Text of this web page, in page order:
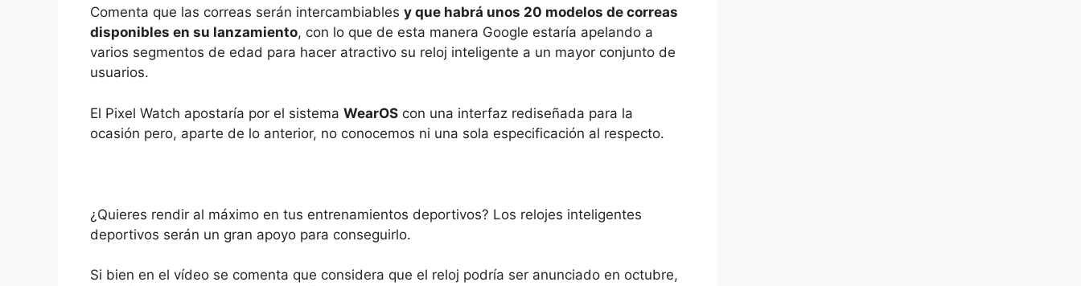
Comenta que las correas serán intercambiables y que habrá unos 20 modelos de correas
disponibles en su lanzamiento, con lo que de esta manera Google estaría apelando a
varios segmentos de edad para hacer atractivo su reloj inteligente a un mayor conjunto de
usuarios.
El Pixel Watch apostaría por el sistema WearOS con una interfaz rediseñada para la
ocasión pero, aparte de lo anterior, no conocemos ni una sola especificación al respecto.
¿Quieres rendir al máximo en tus entrenamientos deportivos? Los relojes inteligentes
deportivos serán un gran apoyo para conseguirlo.
Si bien en el vídeo se comenta que considera que el reloj podría ser anunciado en octubre,